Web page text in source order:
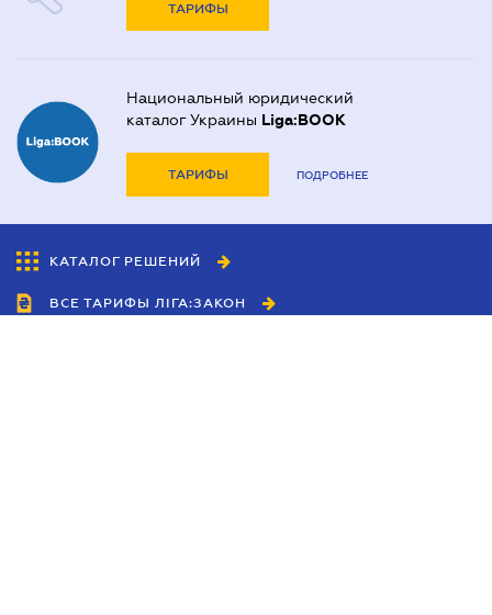
ТАРИФЫ
Национальный юридический
каталог Украины Liga:BOOK
ТАРИФЫ ПОДРОБНЕЕ
КАТАЛОГ РЕШЕНИЙ
ВСЕ ТАРИФЫ ЛІГА:ЗАКОН